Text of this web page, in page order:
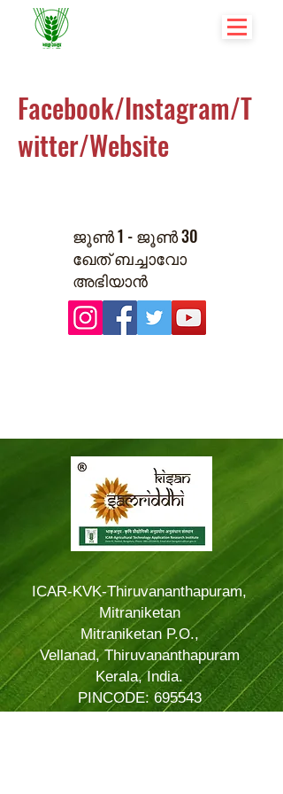
Facebook/Instagram/T
witter/Website
ജൂൺ 1 - ജൂൺ 30
ഖേത് ബച്ചാവോ
അഭിയാൻ
ICAR-KVK-Thiruvananthapuram,
Mitraniketan
Mitraniketan P.O.,
Vellanad, Thiruvananthapuram
Kerala, India.
PINCODE: 695543